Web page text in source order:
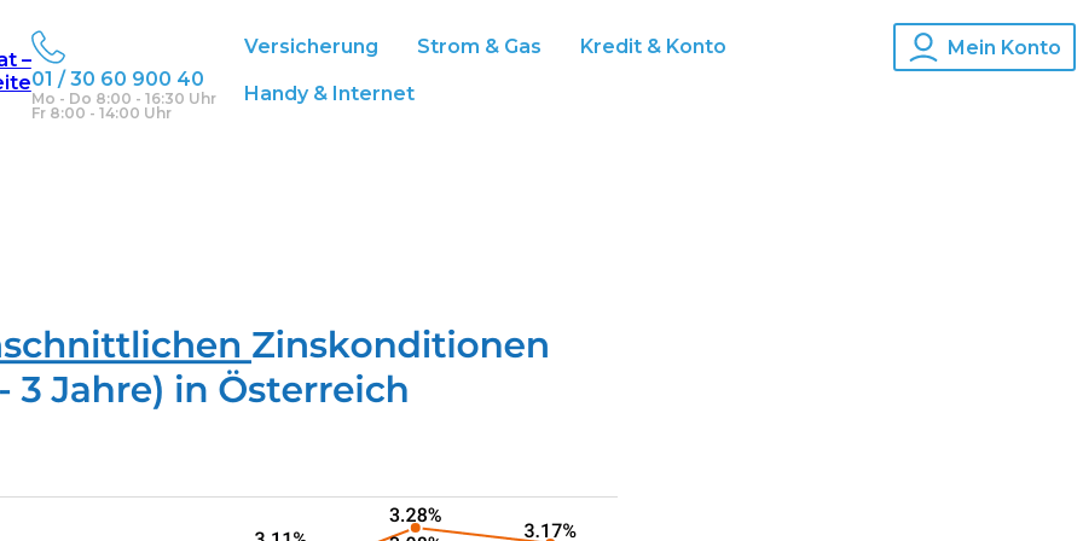
–
01 / 30 60 900 40
Mo - Do 8:00 - 16:30 Uhr
Fr 8:00 - 14:00 Uhr
Versicherung Strom & Gas Kredit & Konto
Handy & Internet
Mein Konto